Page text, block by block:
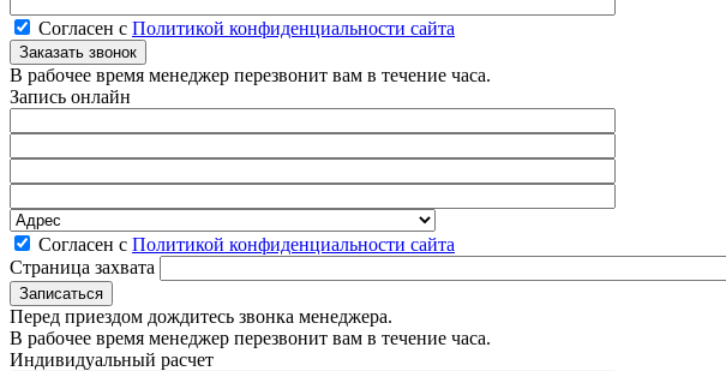
Согласен с Политикой конфиденциальности сайта
В рабочее время менеджер перезвонит вам в течение часа.
Запись онлайн
Согласен с Политикой конфиденциальности сайта
Страница захвата
Перед приездом дождитесь звонка менеджера.
В рабочее время менеджер перезвонит вам в течение часа.
Индивидуальный расчет